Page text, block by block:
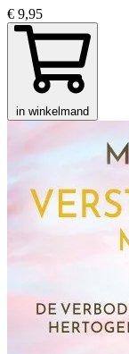
€ 9,95
in winkelmand